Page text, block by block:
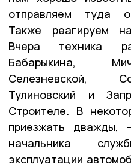
отправляем туда
Также реагируем
Вчера техника
Бабарыкина,
Селезневской,
Тулиновский и
Строителе. В
приезжать дважды,
начальника
эксплуатации